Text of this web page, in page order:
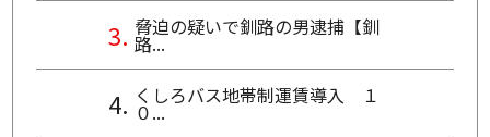
脅迫の疑いで釧路の男逮捕【釧
路...
くしろバス地帯制運賃導入 １
０...